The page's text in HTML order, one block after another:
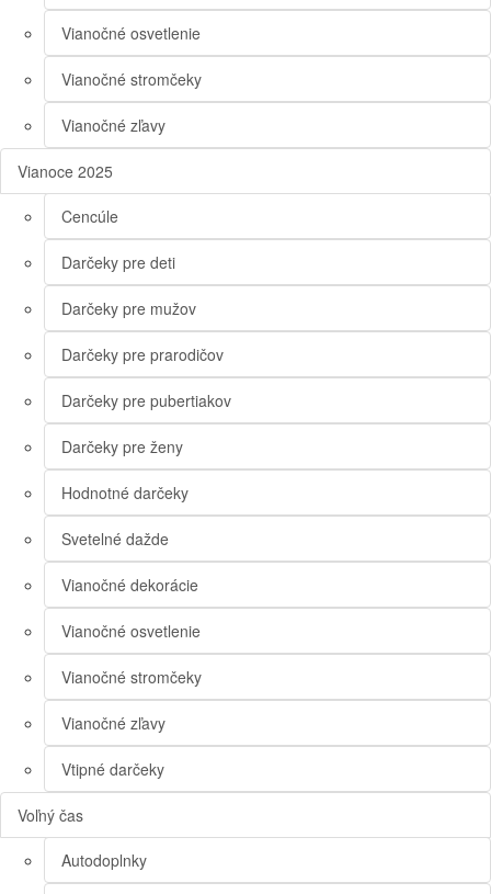
Vianočné osvetlenie
Vianočné stromčeky
Vianočné zľavy
Vianoce 2025
Cencúle
Darčeky pre deti
Darčeky pre mužov
Darčeky pre prarodičov
Darčeky pre pubertiakov
Darčeky pre ženy
Hodnotné darčeky
Svetelné dažde
Vianočné dekorácie
Vianočné osvetlenie
Vianočné stromčeky
Vianočné zľavy
Vtipné darčeky
Voľný čas
Autodoplnky